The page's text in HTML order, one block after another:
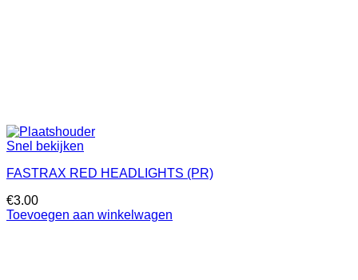
Snel bekijken
FASTRAX RED HEADLIGHTS (PR)
€3.00
Toevoegen aan winkelwagen